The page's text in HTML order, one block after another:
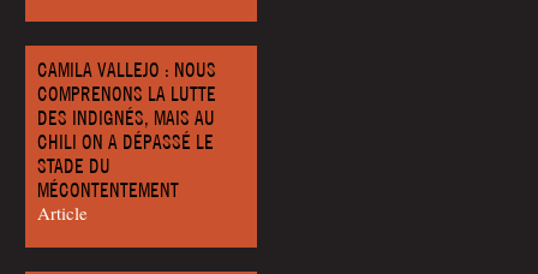
CAMILA VALLEJO : NOUS
COMPRENONS LA LUTTE
DES INDIGNÉS, MAIS AU
CHILI ON A DÉPASSÉ LE
STADE DU
MÉCONTENTEMENT
Article